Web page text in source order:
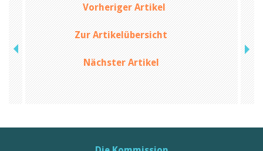
Vorheriger Artikel
Zur Artikelübersicht
Nächster Artikel